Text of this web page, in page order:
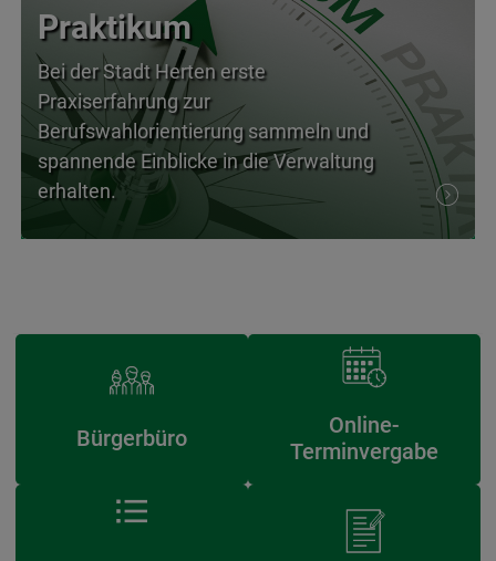
Praktikum
Bei der Stadt Herten erste
Praxiserfahrung zur
Berufswahlorientierung sammeln und
spannende Einblicke in die Verwaltung
erhalten.
Bürgerbüro
Online-
Terminvergabe